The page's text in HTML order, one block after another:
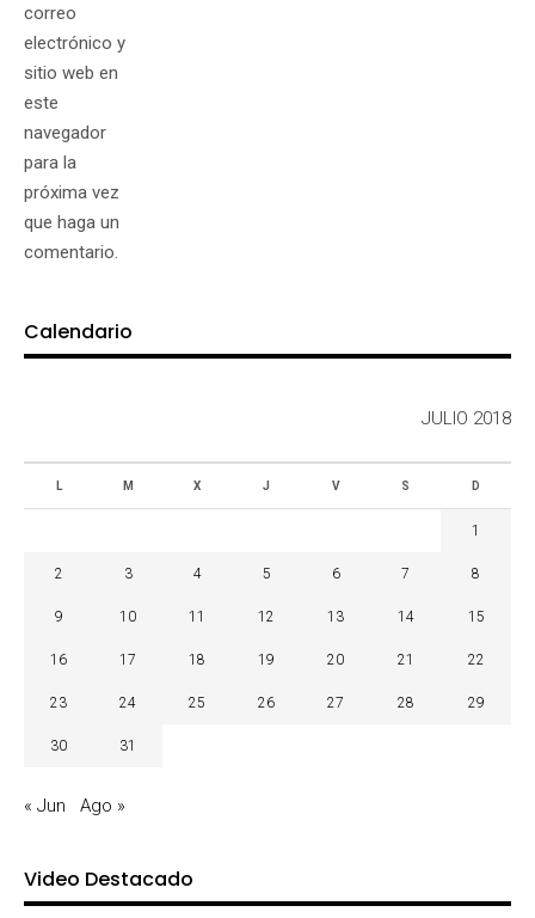
correo
electrónico y
sitio web en
este
navegador
para la
próxima vez
que haga un
comentario.
Calendario
JULIO 2018
L M X J V S D
1
2 3 4 5 6 7 8
9 10 11 12 13 14 15
16 17 18 19 20 21 22
23 24 25 26 27 28 29
30 31
« Jun Ago »
Video Destacado